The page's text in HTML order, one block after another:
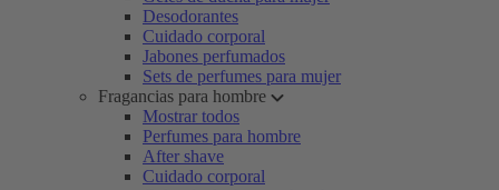
Desodorantes
Cuidado corporal
Jabones perfumados
Sets de perfumes para mujer
Fragancias para hombre
Mostrar todos
Perfumes para hombre
After shave
Cuidado corporal